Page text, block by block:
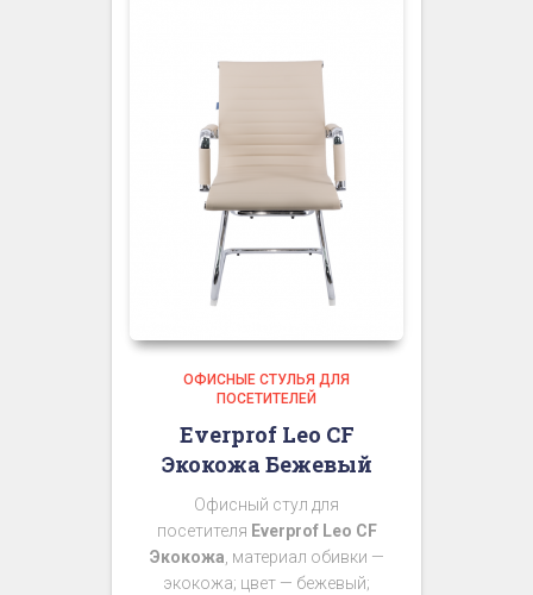
ОФИСНЫЕ СТУЛЬЯ ДЛЯ
ПОСЕТИТЕЛЕЙ
Everprof Leo CF
Экокожа Бежевый
Офисный стул для
посетителя Everprof Leo CF
Экокожа , материал обивки —
экокожа; цвет — бежевый;